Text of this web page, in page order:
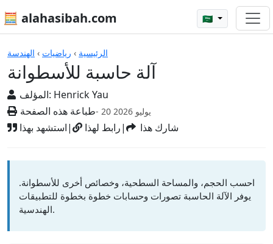
🧮 alahasibah.com 🇸🇦
الرئيسية › رياضيات › الهندسة
آلة حاسبة للأسطوانة
المؤلف: Henrick Yau
طباعة هذه الصفحة
- 20 يوليو 2026
استشهد بهذا| رابط لهذا| شارك هذا
الآلات الحاسبة
احسب الحجم، والمساحة السطحية، وخصائص أخرى للأسطوانة.
يوفر الآلة الحاسبة تصورات وحسابات خطوة بخطوة للتطبيقات
الهندسية.